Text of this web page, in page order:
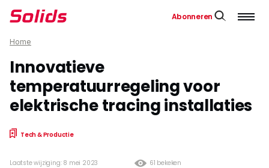
Abonneren
Home
Innovatieve
temperatuurregeling voor
elektrische tracing installaties
Tech & Productie
61 bekeken
Laatste wijziging: 8 mei 2023